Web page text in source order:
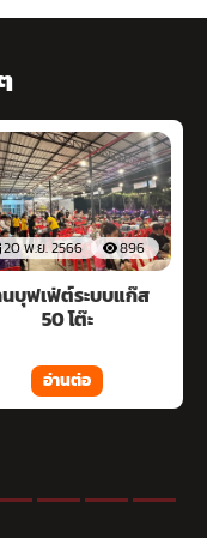
20 พ.ย. 2566 896
นบุฟเฟ่ต์ระบบแก๊ส
50 โต๊ะ
อ่านต่อ